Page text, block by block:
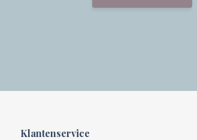
Klantenservice